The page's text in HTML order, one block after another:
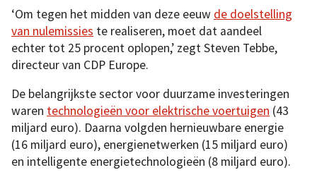
‘Om tegen het midden van deze eeuw de doelstelling
van nulemissies te realiseren, moet dat aandeel
echter tot 25 procent oplopen,’ zegt Steven Tebbe,
directeur van CDP Europe.
De belangrijkste sector voor duurzame investeringen
waren technologieën voor elektrische voertuigen (43
miljard euro). Daarna volgden hernieuwbare energie
(16 miljard euro), energienetwerken (15 miljard euro)
en intelligente energietechnologieën (8 miljard euro).